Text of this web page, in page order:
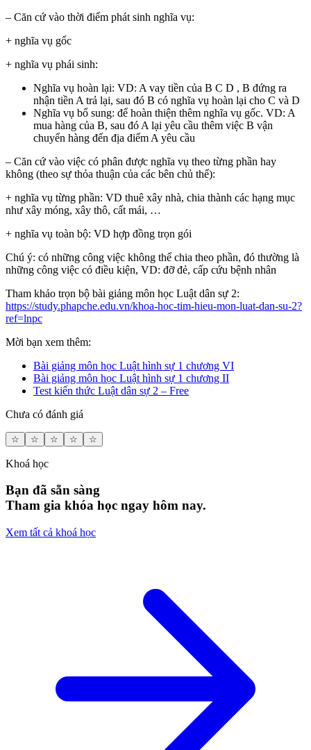
– Căn cứ vào thời điểm phát sinh nghĩa vụ:
+ nghĩa vụ gốc
+ nghĩa vụ phái sinh:
Nghĩa vụ hoàn lại: VD: A vay tiền của B C D , B đứng ra
nhận tiền A trả lại, sau đó B có nghĩa vụ hoàn lại cho C và D
Nghĩa vụ bổ sung: để hoàn thiện thêm nghĩa vụ gốc. VD: A
mua hàng của B, sau đó A lại yêu cầu thêm việc B vận
chuyển hàng đến địa điểm A yêu cầu
– Căn cứ vào việc có phân được nghĩa vụ theo từng phần hay
không (theo sự thỏa thuận của các bên chủ thể):
+ nghĩa vụ từng phần: VD thuê xây nhà, chia thành các hạng mục
như xây móng, xây thô, cất mái, …
+ nghĩa vụ toàn bộ: VD hợp đồng trọn gói
Chú ý: có những công việc không thể chia theo phần, đó thường là
những công việc có điều kiện, VD: đỡ đẻ, cấp cứu bệnh nhân
Tham khảo trọn bộ bài giảng môn học Luật dân sự 2:
https://study.phapche.edu.vn/khoa-hoc-tim-hieu-mon-luat-dan-su-2?
ref=lnpc
Mời bạn xem thêm:
Bài giảng môn học Luật hình sự 1 chương VI
Bài giảng môn học Luật hình sự 1 chương II
Test kiến thức Luật dân sự 2 – Free
Chưa có đánh giá
☆ ☆ ☆ ☆ ☆
Khoá học
Bạn đã sẵn sàng
Tham gia khóa học ngay hôm nay.
Xem tất cả khoá học